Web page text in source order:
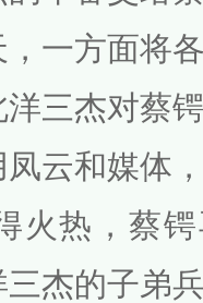
一方面将
三杰对蔡
云和媒体
火热，蔡
杰的子弟